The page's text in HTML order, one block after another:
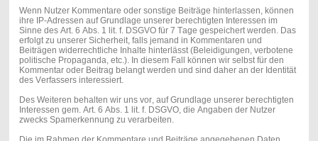
Wenn Nutzer Kommentare oder sonstige Beiträge hinterlassen, können
ihre IP-Adressen auf Grundlage unserer berechtigten Interessen im
Sinne des Art. 6 Abs. 1 lit. f. DSGVO für 7 Tage gespeichert werden. Das
erfolgt zu unserer Sicherheit, falls jemand in Kommentaren und
Beiträgen widerrechtliche Inhalte hinterlässt (Beleidigungen, verbotene
politische Propaganda, etc.). In diesem Fall können wir selbst für den
Kommentar oder Beitrag belangt werden und sind daher an der Identität
des Verfassers interessiert.
Des Weiteren behalten wir uns vor, auf Grundlage unserer berechtigten
Interessen gem. Art. 6 Abs. 1 lit. f. DSGVO, die Angaben der Nutzer
zwecks Spamerkennung zu verarbeiten.